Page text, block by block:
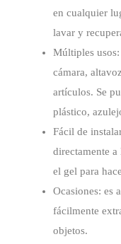
en cualquier
lavar y
Múltiples
cámara,
artículos. Se
plástico,
Fácil de
directamente
el gel para
Ocasiones: es
fácilmente
objetos.